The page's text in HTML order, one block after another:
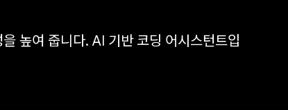
높여 줍니다. AI 기반 코딩 어시스턴트입